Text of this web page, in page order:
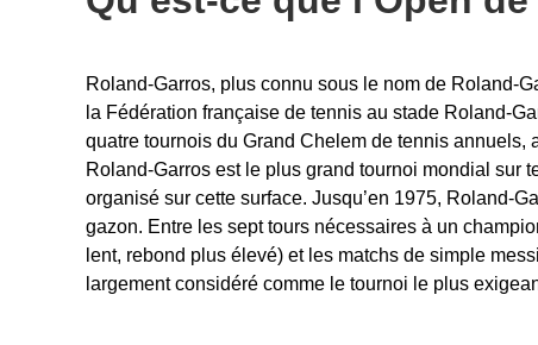
Roland-Garros, plus connu sous le nom de Roland-
la Fédération française de tennis au stade Roland-
quatre tournois du Grand Chelem de tennis annuels,
Roland-Garros est le plus grand tournoi mondial sur
organisé sur cette surface. Jusqu’en 1975, Roland-
gazon. Entre les sept tours nécessaires à un
lent, rebond plus élevé) et les matchs de simple
largement considéré comme le tournoi le plus